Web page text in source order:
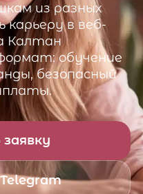
из разных
карьеру в веб-
Калтан
обучение
безопасный